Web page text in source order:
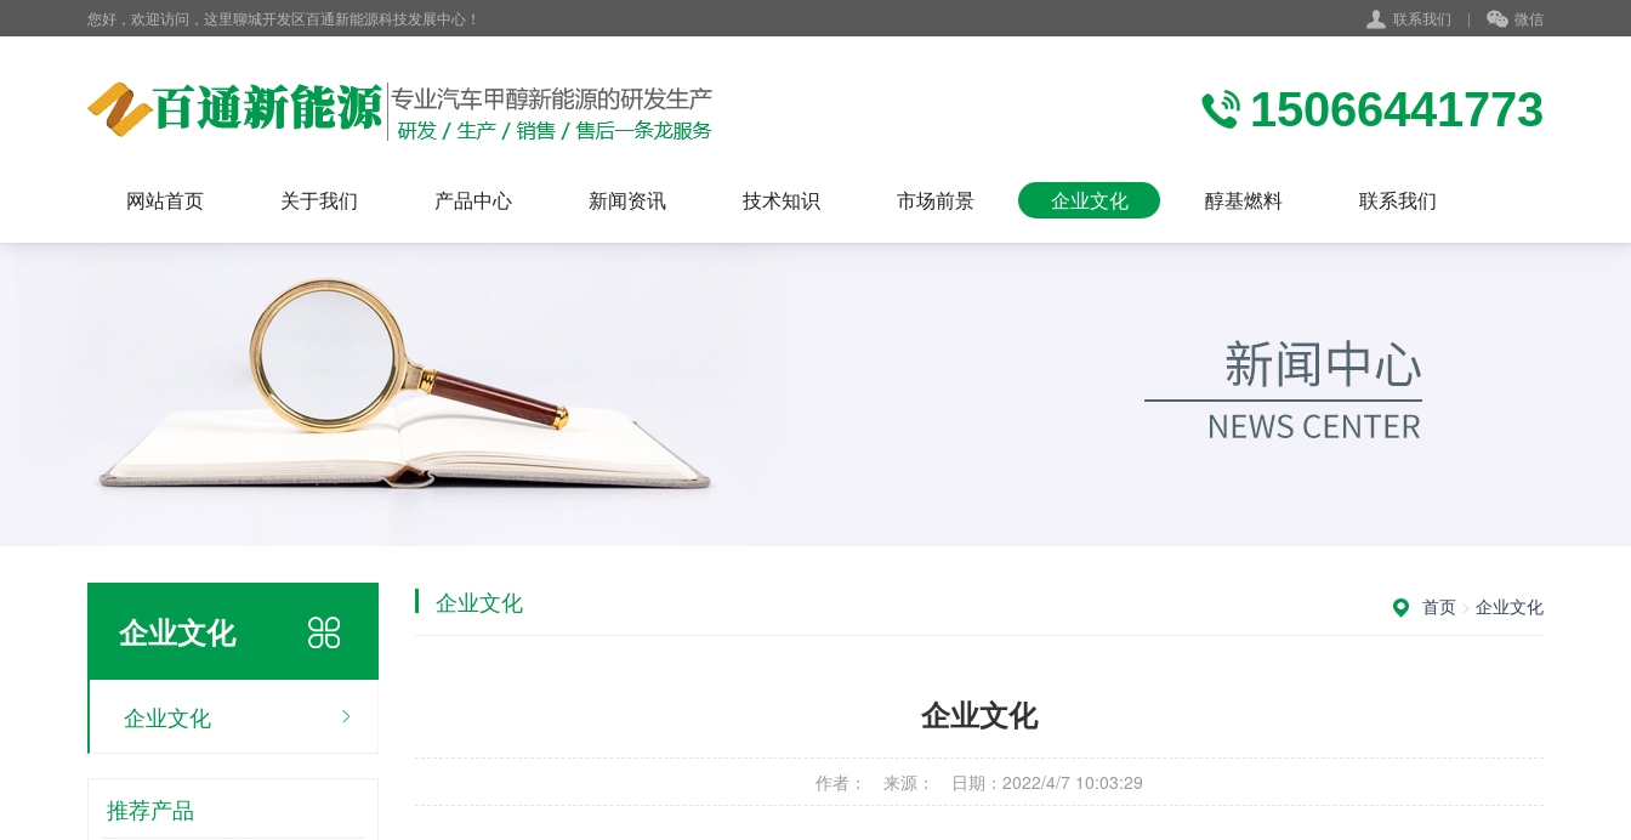
联系我们 | 微信
您好，欢迎访问，这里聊城开发区百通新能源科技发展中心！
15066441773
网站首页 关于我们 产品中心 新闻资讯 技术知识 市场前景 企业文化 醇基燃料 联系我们
企业文化
企业文化
推荐产品
首页 > 企业文化
企业文化
企业文化
作者： 来源： 日期：2022/4/7 10:03:29